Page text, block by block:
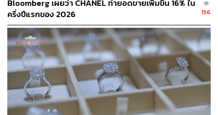
Bloomberg เผยว่า CHANEL ทำยอดขายเพิ่มขึ้น 16% ใน
ครึ่งปีแรกของ 2026
156